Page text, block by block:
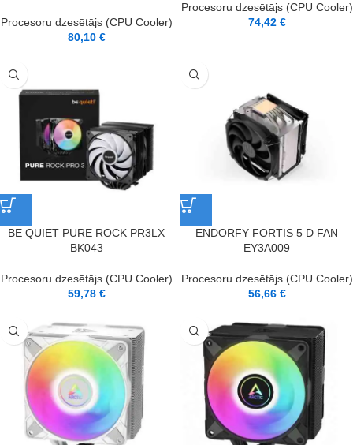
Procesoru dzesētājs (CPU Cooler)
80,10 €
Procesoru dzesētājs (CPU Cooler)
74,42 €
BE QUIET PURE ROCK PR3LX
BK043
Procesoru dzesētājs (CPU Cooler)
59,78 €
ENDORFY FORTIS 5 D FAN
EY3A009
Procesoru dzesētājs (CPU Cooler)
56,66 €